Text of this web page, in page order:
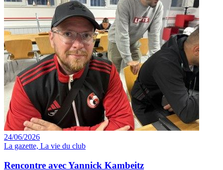
24/06/2026
La gazette, La vie du club
Rencontre avec Yannick Kambeitz